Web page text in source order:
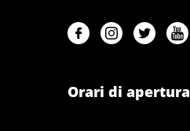
Orari di apertura